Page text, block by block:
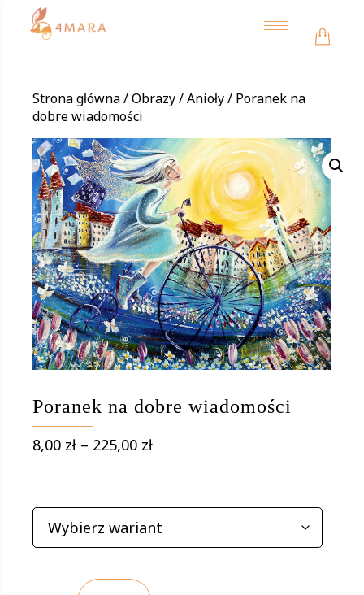
Toggle
navigation
Strona główna/Obrazy/Anioły/ Poranek na
dobre wiadomości
Poranek na dobre wiadomości
8,00 zł – 225,00 złZakres
8,00 zł
do
225,00 zł